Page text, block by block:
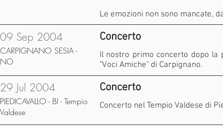
Le emozioni non sono mancate,
09 Sep 2004
CARPIGNANO SESIA -
NO
Concerto
Il nostro primo concerto dopo la
"Voci Amiche" di Carpignano.
29 Jul 2004
PIEDICAVALLO - BI - Tempio
Valdese
Concerto
Concerto nel Tempio Valdese di